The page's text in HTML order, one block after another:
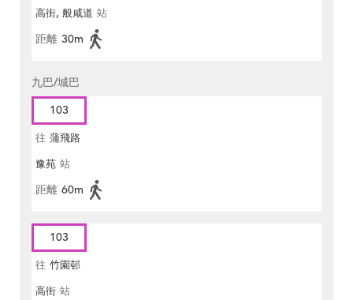
高街, 般咸道 站
距離 30m
九巴/城巴
103
往 蒲飛路
豫苑 站
距離 60m
103
往 竹園邨
高街 站